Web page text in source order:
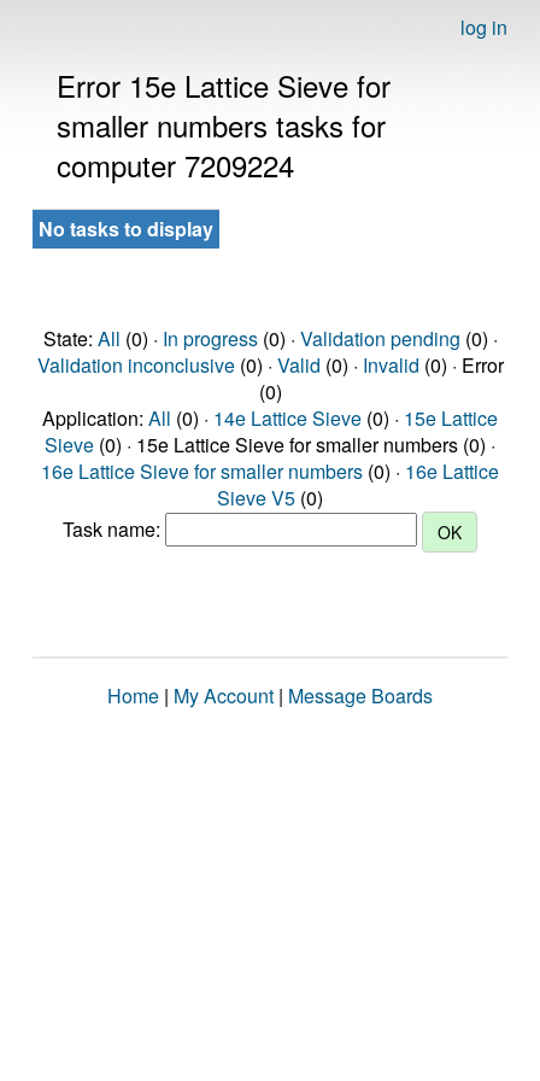
log in
Error 15e Lattice Sieve for
smaller numbers tasks for
computer 7209224
No tasks to display
State: All (0) · In progress(0) · Validation pending (0) ·
Validation inconclusive(0) · Valid (0) · Invalid (0) · Error
(0)
Application: All (0) · 14e Lattice Sieve (0) · 15e Lattice
Sieve (0) · 15e Lattice Sieve for smaller numbers (0) ·
16e Lattice Sieve for smaller numbers (0) · 16e Lattice
Sieve V5 (0)
Task name:
Home | My Account | Message Boards